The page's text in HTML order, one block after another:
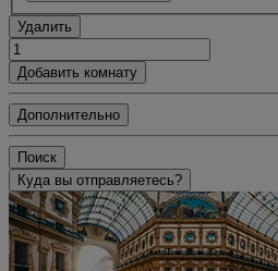
Удалить
Добавить комнату
Дополнительно
Поиск
Куда вы отправляетесь?